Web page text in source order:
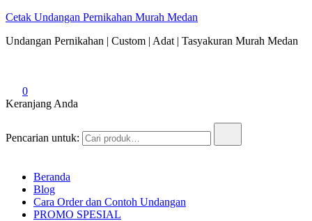
Cetak Undangan Pernikahan Murah Medan
Undangan Pernikahan | Custom | Adat | Tasyakuran Murah Medan
0
Keranjang Anda
Pencarian untuk:
Beranda
Blog
Cara Order dan Contoh Undangan
PROMO SPESIAL